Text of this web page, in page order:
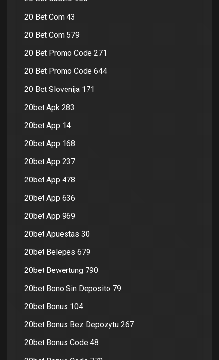
20 Bet Com 43
20 Bet Com 579
20 Bet Promo Code 271
20 Bet Promo Code 644
20 Bet Slovenija 171
20bet Apk 283
20bet App 14
20bet App 168
20bet App 237
20bet App 478
20bet App 636
20bet App 969
20bet Apuestas 30
20bet Belepes 679
20bet Bewertung 790
20bet Bono Sin Deposito 79
20bet Bonus 104
20bet Bonus Bez Depozytu 267
20bet Bonus Code 48